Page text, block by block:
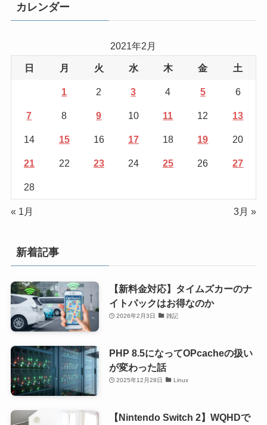
カレンダー
2021年2月
日 月 火 水 木 金 土
1 2 3 4 5 6
7 8 9 10 11 12 13
14 15 16 17 18 19 20
21 22 23 24 25 26 27
28
« 1月 3月 »
新着記事
【新料金対応】タイムズカーのナ
イトパックはお得なのか
2026年2月3日 雑記
PHP 8.5になってOPcacheの扱い
が変わった話
2025年12月28日 Linux
【Nintendo Switch 2】WQHDで